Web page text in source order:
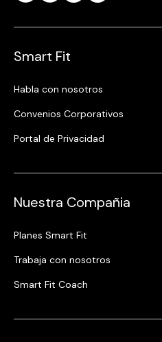
Smart Fit
Habla con nosotros
Convenios Corporativos
Portal de Privacidad
Nuestra Compañia
Planes Smart Fit
Trabaja con nosotros
Smart Fit Coach